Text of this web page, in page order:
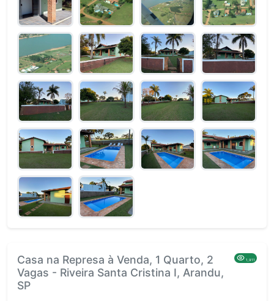
Casa na Represa à Venda, 1 Quarto, 2
Vagas - Riveira Santa Cristina I, Arandu,
SP
1,911